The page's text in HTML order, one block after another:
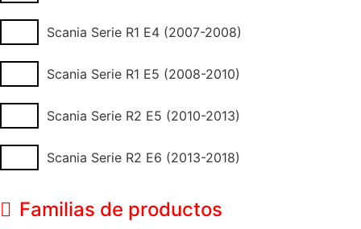
Scania Serie R1 E4 (2007-2008)
Scania Serie R1 E5 (2008-2010)
Scania Serie R2 E5 (2010-2013)
Scania Serie R2 E6 (2013-2018)
Familias de productos